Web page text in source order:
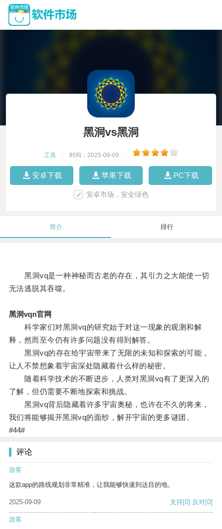
黑洞vs黑洞
工具 时间：2025-09-09
安卓下载 苹果下载 PC下载
安卓市场，安全绿色
简介 排行
黑洞vq是一种神秘而古老的存在，其引力之大能使一切
无法逃脱其吞噬。
黑洞vqn官网
科学家们对黑洞vq的研究始于对这一现象的观测和解
释，然而至今仍有许多问题没有得到解答。
黑洞vq的存在给宇宙带来了无限的未知和探索的可能，
让人不禁想象着宇宙深处隐藏着什么样的秘密。
随着科学技术的不断进步，人类对黑洞vq有了更深入的
了解，但仍需要不断地探索和挑战。
黑洞vq背后隐藏着许多宇宙奥秘，也许在不久的将来，
我们将能够揭开黑洞vq的面纱，解开宇宙的更多谜团。
#44#
评论
游客
这款app的路线规划非常精准，让我能够快速到达目的地。
2025-09-09 支持[0] 反对[0]
游客